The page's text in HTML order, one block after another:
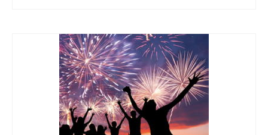
Services funéraires
Vie municipale
Le Conseil municipal de Longchamp-sur-
Aujon
Les réunions du Conseil municipal